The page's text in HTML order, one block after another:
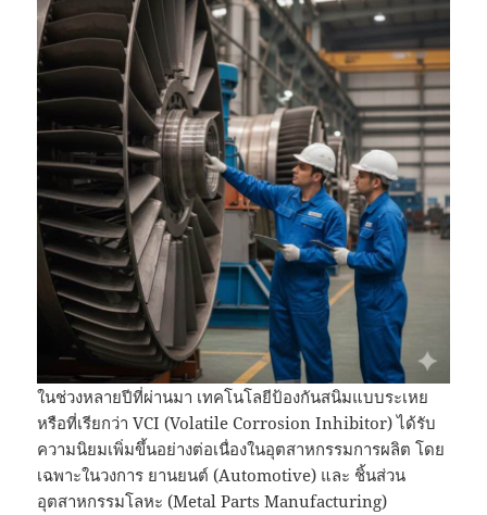
ในช่วงหลายปีที่ผ่านมา เทคโนโลยีป้องกันสนิมแบบระเหย
หรือที่เรียกว่า VCI (Volatile Corrosion Inhibitor) ได้รับ
ความนิยมเพิ่มขึ้นอย่างต่อเนื่องในอุตสาหกรรมการผลิต โดย
เฉพาะในวงการ ยานยนต์ (Automotive) และ ชิ้นส่วน
อุตสาหกรรมโลหะ (Metal Parts Manufacturing)